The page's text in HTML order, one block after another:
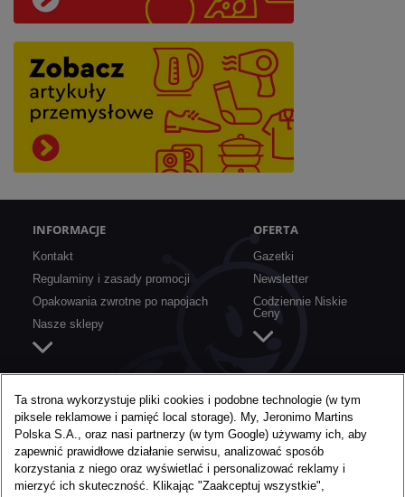
INFORMACJE
Kontakt
Regulaminy i zasady promocji
Opakowania zwrotne po napojach
Nasze sklepy
OFERTA
Gazetki
Newsletter
Codziennie Niskie
Ceny
SZYBKIE LINKI
Aplikacja mobilna
Karta Moja Biedronka
Konkursy i akcje specjalne
Nie marnujemy żywności
O BIEDRONCE
O nas
Media
Praca w Biedronce
Ta strona wykorzystuje pliki cookies i podobne technologie (w tym
piksele reklamowe i pamięć local storage). My, Jeronimo Martins
Polska S.A., oraz nasi partnerzy (w tym Google) używamy ich, aby
zapewnić prawidłowe działanie serwisu, analizować sposób
korzystania z niego oraz wyświetlać i personalizować reklamy i
mierzyć ich skuteczność. Klikając "Zaakceptuj wszystkie",